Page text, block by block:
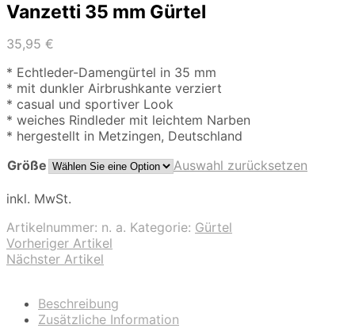
Vanzetti 35 mm Gürtel
35,95 €
* Echtleder-Damengürtel in 35 mm
* mit dunkler Airbrushkante verziert
* casual und sportiver Look
* weiches Rindleder mit leichtem Narben
* hergestellt in Metzingen, Deutschland
Größe
Auswahl zurücksetzen
inkl. MwSt.
Artikelnummer: n. a. Kategorie: Gürtel
Vorheriger Artikel
Nächster Artikel
Beschreibung
Zusätzliche Information